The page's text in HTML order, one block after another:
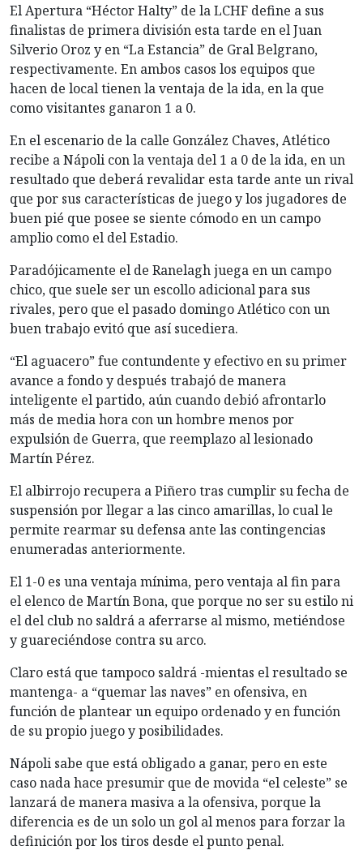
El Apertura “Héctor Halty” de la LCHF define a sus
finalistas de primera división esta tarde en el Juan
Silverio Oroz y en “La Estancia” de Gral Belgrano,
respectivamente. En ambos casos los equipos que
hacen de local tienen la ventaja de la ida, en la que
como visitantes ganaron 1 a 0.
En el escenario de la calle González Chaves, Atlético
recibe a Nápoli con la ventaja del 1 a 0 de la ida, en un
resultado que deberá revalidar esta tarde ante un rival
que por sus características de juego y los jugadores de
buen pié que posee se siente cómodo en un campo
amplio como el del Estadio.
Paradójicamente el de Ranelagh juega en un campo
chico, que suele ser un escollo adicional para sus
rivales, pero que el pasado domingo Atlético con un
buen trabajo evitó que así sucediera.
“El aguacero” fue contundente y efectivo en su primer
avance a fondo y después trabajó de manera
inteligente el partido, aún cuando debió afrontarlo
más de media hora con un hombre menos por
expulsión de Guerra, que reemplazo al lesionado
Martín Pérez.
El albirrojo recupera a Piñero tras cumplir su fecha de
suspensión por llegar a las cinco amarillas, lo cual le
permite rearmar su defensa ante las contingencias
enumeradas anteriormente.
El 1-0 es una ventaja mínima, pero ventaja al fin para
el elenco de Martín Bona, que porque no ser su estilo ni
el del club no saldrá a aferrarse al mismo, metiéndose
y guareciéndose contra su arco.
Claro está que tampoco saldrá -mientas el resultado se
mantenga- a “quemar las naves” en ofensiva, en
función de plantear un equipo ordenado y en función
de su propio juego y posibilidades.
Nápoli sabe que está obligado a ganar, pero en este
caso nada hace presumir que de movida “el celeste” se
lanzará de manera masiva a la ofensiva, porque la
diferencia es de un solo un gol al menos para forzar la
definición por los tiros desde el punto penal.